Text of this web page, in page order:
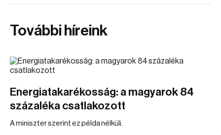
További híreink
Energiatakarékosság: a magyarok 84
százaléka csatlakozott
A miniszter szerint ez példa nélküli.